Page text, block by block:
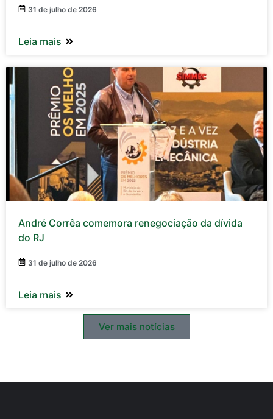
31 de julho de 2026
Leia mais
André Corrêa comemora renegociação da dívida
do RJ
31 de julho de 2026
Leia mais
Ver mais notícias